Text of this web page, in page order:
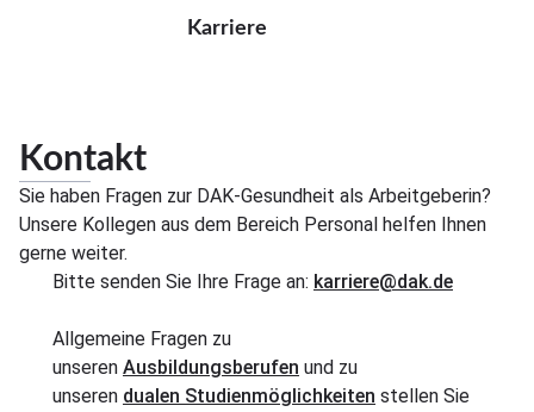
Karriere
Kontakt
Sie haben Fragen zur DAK-Gesundheit als Arbeitgeberin?
Unsere Kollegen aus dem Bereich Personal helfen Ihnen
gerne weiter.
Bitte senden Sie Ihre Frage an: karriere@dak.de
Allgemeine Fragen zu
unseren Ausbildungsberufen und zu
unseren dualen Studienmöglichkeiten stellen Sie